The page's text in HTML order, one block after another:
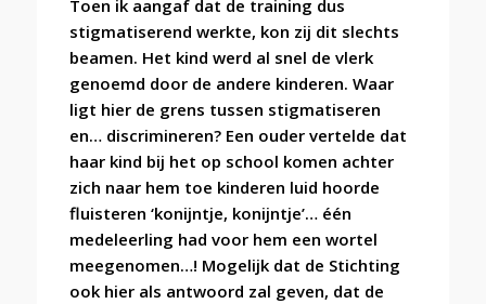
Toen ik aangaf dat de training dus
stigmatiserend werkte, kon zij dit slechts
beamen. Het kind werd al snel de vlerk
genoemd door de andere kinderen. Waar
ligt hier de grens tussen stigmatiseren
en… discrimineren? Een ouder vertelde dat
haar kind bij het op school komen achter
zich naar hem toe kinderen luid hoorde
fluisteren ‘konijntje, konijntje’… één
medeleerling had voor hem een wortel
meegenomen…! Mogelijk dat de Stichting
ook hier als antwoord zal geven, dat de